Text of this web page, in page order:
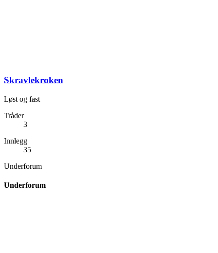
Skravlekroken
Løst og fast
Tråder
3
Innlegg
35
Underforum
Underforum